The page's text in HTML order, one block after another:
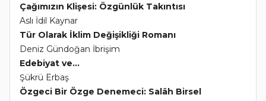
Çağımızın Klişesi: Özgünlük Takıntısı
Aslı İdil Kaynar
Tür Olarak İklim Değişikliği Romanı
Deniz Gündoğan İbrişim
Edebiyat ve...
Şükrü Erbaş
Özgeci Bir Özge Denemeci: Salâh Birsel